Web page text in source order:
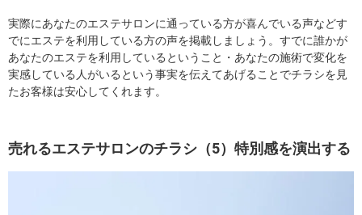
実際にあなたのエステサロンに通っている方が喜んでいる声などす
でにエステを利用している方の声を掲載しましょう。すでに誰かが
あなたのエステを利用しているということ・あなたの施術で変化を
実感している人がいるという事実を伝えてあげることでチラシを見
たお客様は安心してくれます。
売れるエステサロンのチラシ（5）特別感を演出する